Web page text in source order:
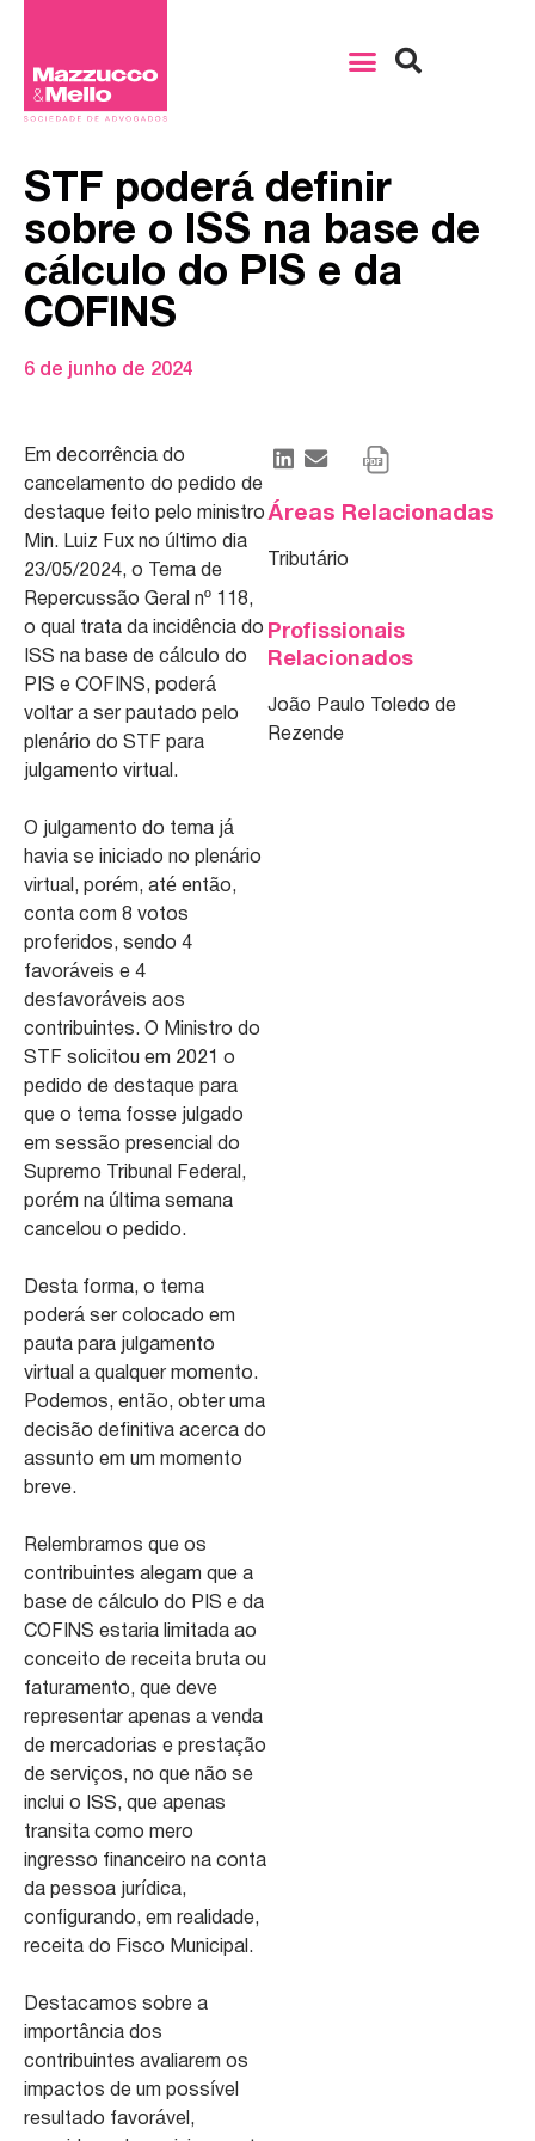
STF poderá definir
sobre o ISS na base de
cálculo do PIS e da
COFINS
6 de junho de 2024
Em decorrência do
cancelamento do pedido de
destaque feito pelo ministro
Min. Luiz Fux no último dia
23/05/2024, o Tema de
Repercussão Geral nº 118,
o qual trata da incidência do
ISS na base de cálculo do
PIS e COFINS, poderá
voltar a ser pautado pelo
plenário do STF para
julgamento virtual.
O julgamento do tema já
havia se iniciado no plenário
virtual, porém, até então,
conta com 8 votos
proferidos, sendo 4
favoráveis e 4
desfavoráveis aos
contribuintes. O Ministro do
STF solicitou em 2021 o
pedido de destaque para
que o tema fosse julgado
em sessão presencial do
Supremo Tribunal Federal,
porém na última semana
cancelou o pedido.
Desta forma, o tema
poderá ser colocado em
pauta para julgamento
virtual a qualquer momento.
Podemos, então, obter uma
decisão definitiva acerca do
assunto em um momento
breve.
Relembramos que os
contribuintes alegam que a
base de cálculo do PIS e da
COFINS estaria limitada ao
conceito de receita bruta ou
faturamento, que deve
representar apenas a venda
de mercadorias e prestação
de serviços, no que não se
inclui o ISS, que apenas
transita como mero
ingresso financeiro na conta
da pessoa jurídica,
configurando, em realidade,
receita do Fisco Municipal.
Destacamos sobre a
importância dos
contribuintes avaliarem os
impactos de um possível
resultado favorável,
Áreas Relacionadas
Tributário
Profissionais
Relacionados
João Paulo Toledo de
Rezende